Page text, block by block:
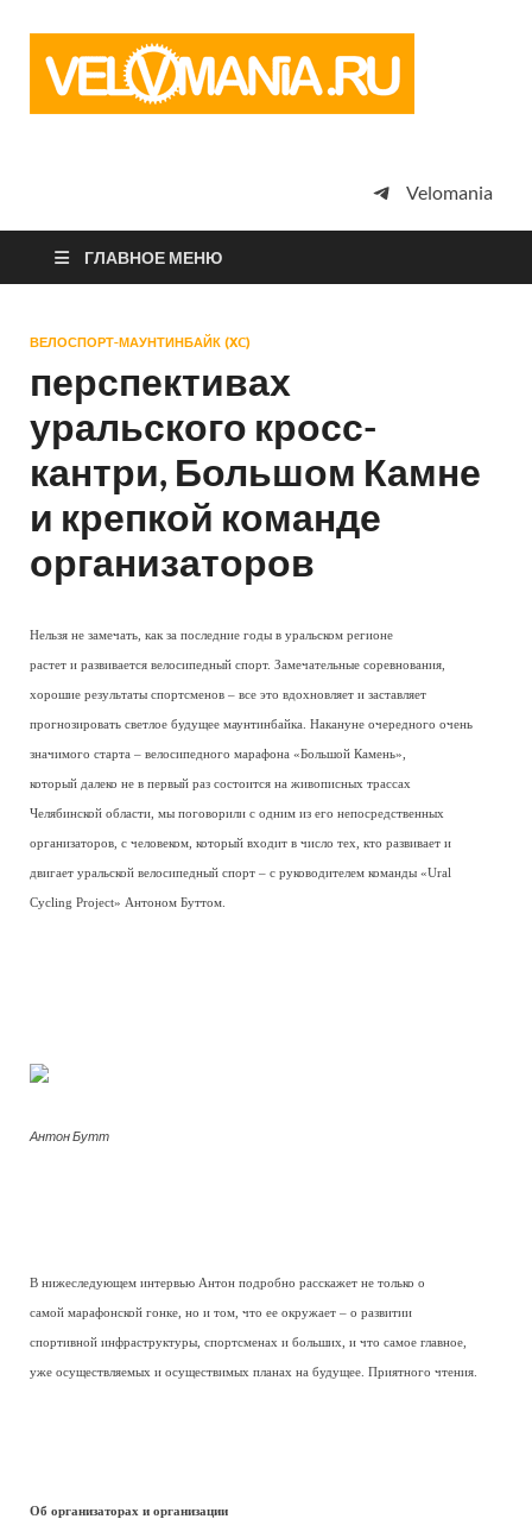
просто
Velomania
ГЛАВНОЕ МЕНЮ
ВЕЛОСПОРТ-МАУНТИНБАЙК (XC)
перспективах
уральского кросс-
кантри, Большом Камне
и крепкой команде
организаторов
Нельзя не замечать, как за последние годы в уральском регионе
растет и развивается велосипедный спорт. Замечательные соревнования,
хорошие результаты спортсменов – все это вдохновляет и заставляет
прогнозировать светлое будущее маунтинбайка. Накануне очередного очень
значимого старта – велосипедного марафона «Большой Камень»,
который далеко не в первый раз состоится на живописных трассах
Челябинской области, мы поговорили с одним из его непосредственных
организаторов, с человеком, который входит в число тех, кто развивает и
двигает уральской велосипедный спорт – с руководителем команды «Ural
Cycling Project» Антоном Буттом.
Антон Бутт
В нижеследующем интервью Антон подробно расскажет не только о
самой марафонской гонке, но и том, что ее окружает – о развитии
спортивной инфраструктуры, спортсменах и больших, и что самое главное,
уже осуществляемых и осуществимых планах на будущее. Приятного чтения.
Об организаторах и организации